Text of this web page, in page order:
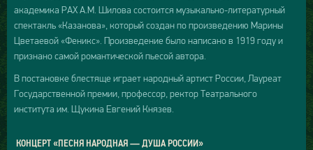
академика РАХ А.М. Шилова состоится музыкально-литературный
спектакль «Казанова», который создан по произведению Марины
Цветаевой «Феникс». Произведение было написано в 1919 году и
признано самой романтической пьесой автора.
В постановке блестяще играет народный артист России, Лауреат
Государственной премии, профессор, ректор Театрального
института им. Щукина Евгений Князев.
КОНЦЕРТ «ПЕСНЯ НАРОДНАЯ — ДУША РОССИИ»